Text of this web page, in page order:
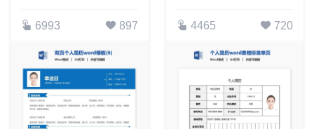
6993 897 4465 720